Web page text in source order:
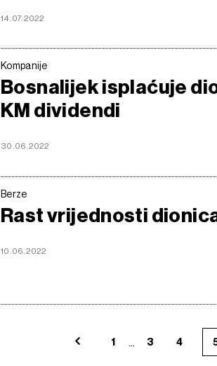
14.07.2022
Kompanije
Bosnalijek isplaćuje
KM dividendi
30.06.2022
Berze
Rast vrijednosti
10.06.2022
1 ... 3 4